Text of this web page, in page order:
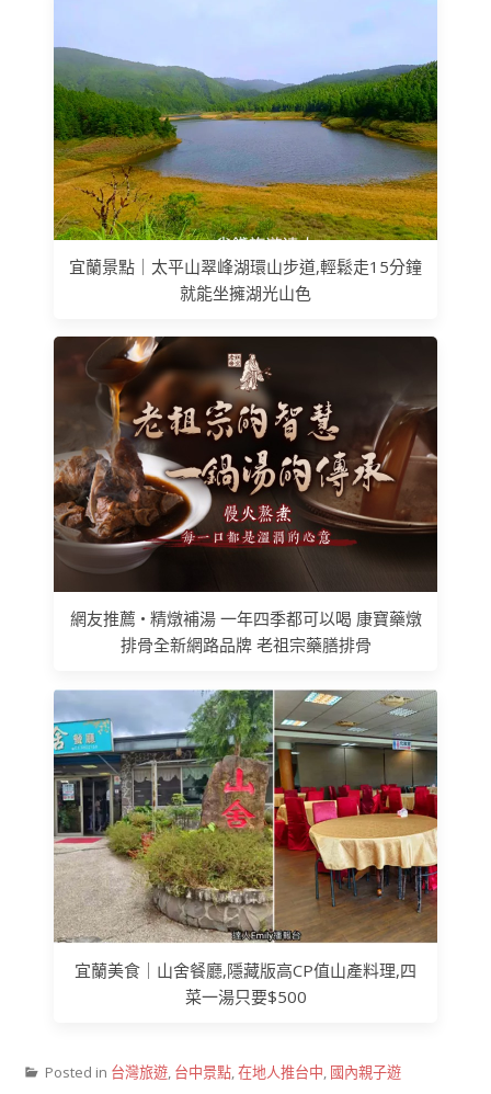
宜蘭景點｜太平山翠峰湖環山步道,輕鬆走15分鐘
就能坐擁湖光山色
網友推薦 • 精燉補湯 一年四季都可以喝 康寶藥燉
排骨全新網路品牌 老祖宗藥膳排骨
宜蘭美食｜山舍餐廳,隱藏版高CP值山產料理,四
菜一湯只要$500
Posted in 台灣旅遊, 台中景點,在地人推台中, 國內親子遊